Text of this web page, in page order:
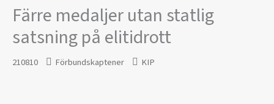
Färre medaljer utan statlig
satsning på elitidrott
210810 Förbundskaptener KIP